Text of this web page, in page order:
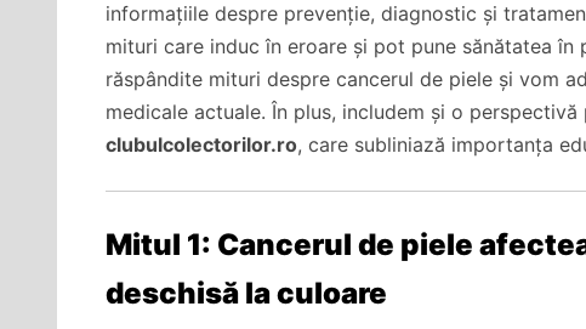
informațiile despre prevenție, diagnostic și
mituri care induc în eroare și pot pune sănătatea
răspândite mituri despre cancerul de piele și vom
medicale actuale. În plus, includem și o
clubulcolectorilor.ro, care subliniază importanța
Mitul 1: Cancerul de piele
deschisă la culoare